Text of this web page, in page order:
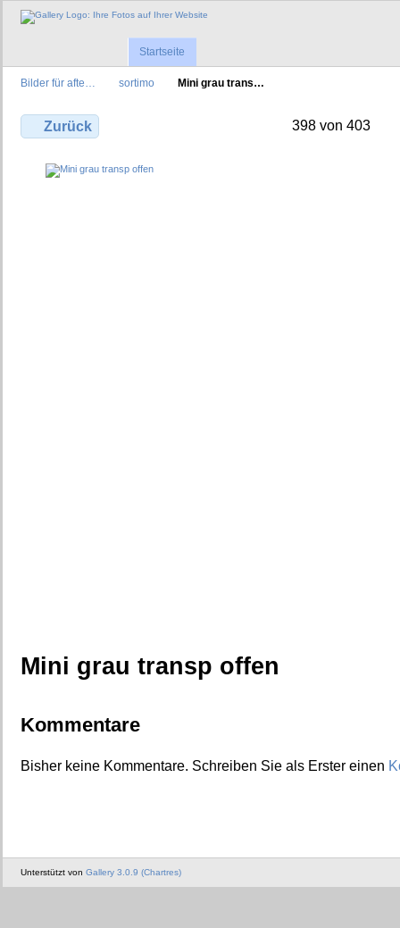
Startseite
Bilder für afte… sortimo Mini grau trans…
Zurück 398 von 403
Mini grau transp offen
Kommentare
Bisher keine Kommentare. Schreiben Sie als Erster einen
Unterstützt von Gallery 3.0.9 (Chartres)